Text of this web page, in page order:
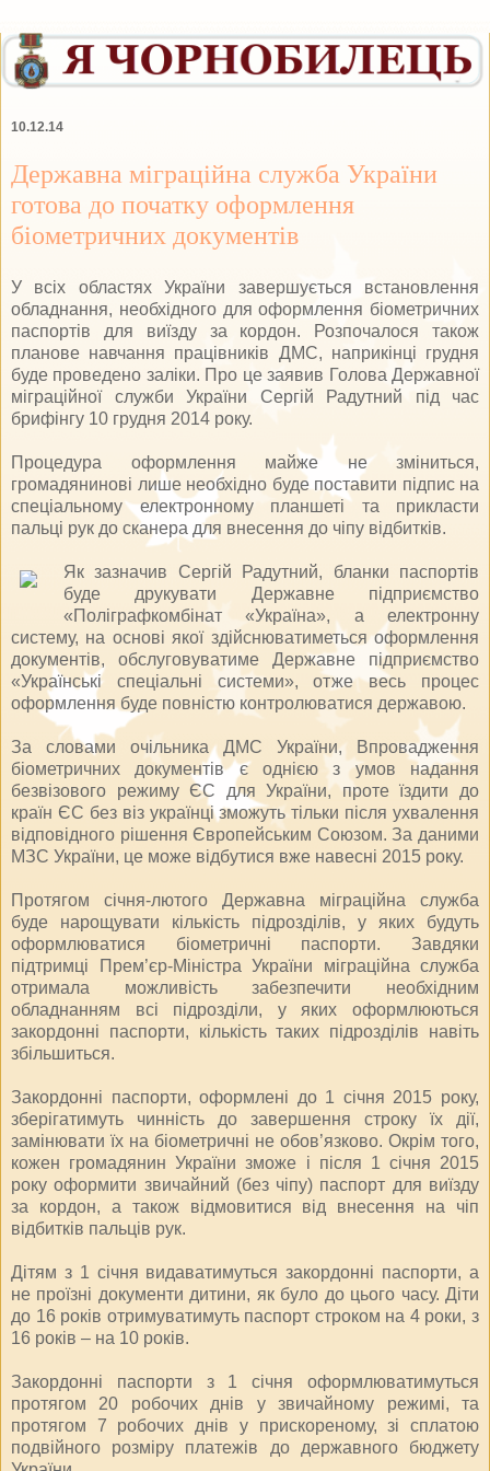
10.12.14
Державна міграційна служба України
готова до початку оформлення
біометричних документів
У всіх областях України завершується встановлення
обладнання, необхідного для оформлення біометричних
паспортів для виїзду за кордон. Розпочалося також
планове навчання працівників ДМС, наприкінці грудня
буде проведено заліки. Про це заявив Голова Державної
міграційної служби України Сергій Радутний під час
брифінгу 10 грудня 2014 року.
Процедура оформлення майже не зміниться,
громадянинові лише необхідно буде поставити підпис на
спеціальному електронному планшеті та прикласти
пальці рук до сканера для внесення до чіпу відбитків.
Як зазначив Сергій Радутний, бланки паспортів
буде друкувати Державне підприємство
«Поліграфкомбінат «Україна», а електронну
систему, на основі якої здійснюватиметься оформлення
документів, обслуговуватиме Державне підприємство
«Українські спеціальні системи», отже весь процес
оформлення буде повністю контролюватися державою.
За словами очільника ДМС України, Впровадження
біометричних документів є однією з умов надання
безвізового режиму ЄС для України, проте їздити до
країн ЄС без віз українці зможуть тільки після ухвалення
відповідного рішення Європейським Союзом. За даними
МЗС України, це може відбутися вже навесні 2015 року.
Протягом січня-лютого Державна міграційна служба
буде нарощувати кількість підрозділів, у яких будуть
оформлюватися біометричні паспорти. Завдяки
підтримці Прем’єр-Міністра України міграційна служба
отримала можливість забезпечити необхідним
обладнанням всі підрозділи, у яких оформлюються
закордонні паспорти, кількість таких підрозділів навіть
збільшиться.
Закордонні паспорти, оформлені до 1 січня 2015 року,
зберігатимуть чинність до завершення строку їх дії,
замінювати їх на біометричні не обов’язково. Окрім того,
кожен громадянин України зможе і після 1 січня 2015
року оформити звичайний (без чіпу) паспорт для виїзду
за кордон, а також відмовитися від внесення на чіп
відбитків пальців рук.
Дітям з 1 січня видаватимуться закордонні паспорти, а
не проїзні документи дитини, як було до цього часу. Діти
до 16 років отримуватимуть паспорт строком на 4 роки, з
16 років – на 10 років.
Закордонні паспорти з 1 січня оформлюватимуться
протягом 20 робочих днів у звичайному режимі, та
протягом 7 робочих днів у прискореному, зі сплатою
подвійного розміру платежів до державного бюджету